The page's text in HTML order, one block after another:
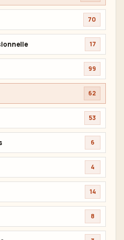
70
17
99
62
53
6
4
14
8